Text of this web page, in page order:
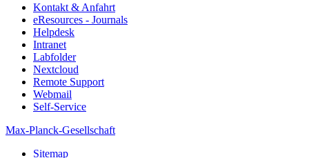
Kontakt & Anfahrt
eResources - Journals
Helpdesk
Intranet
Labfolder
Nextcloud
Remote Support
Webmail
Self-Service
Max-Planck-Gesellschaft
Sitemap